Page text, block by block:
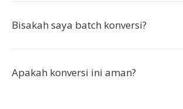
Bisakah saya batch konversi?
Apakah konversi ini aman?